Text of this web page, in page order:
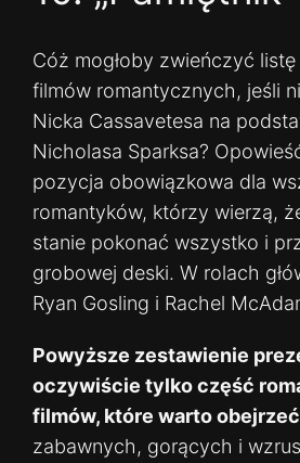
Cóż mogłoby zwieńczyć
filmów romantycznych, jeśli
Nicka Cassavetesa na
Nicholasa Sparksa?
pozycja obowiązkowa dla
romantyków, którzy wierzą,
stanie pokonać wszystko i
grobowej deski. W rolach
Ryan Gosling i Rachel
Powyższe zestawienie
oczywiście tylko część
filmów, które warto
zabawnych, gorących i